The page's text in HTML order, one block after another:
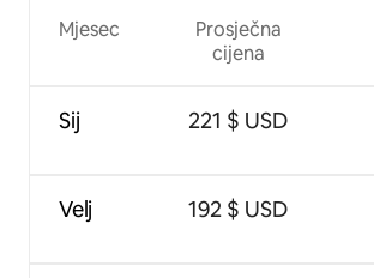
Mjesec
Sij
Velj
Prosječna
cijena
221 $ USD
192 $ USD